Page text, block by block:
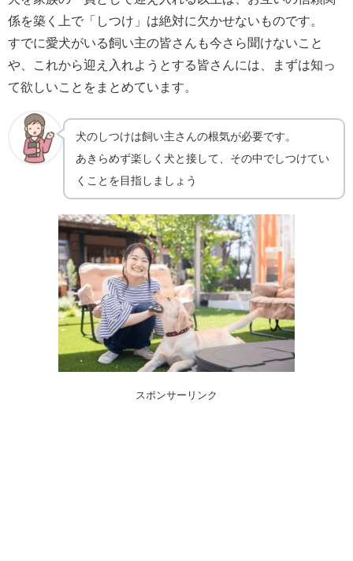
係を築く上で「しつけ」は絶対に欠かせないものです。
すでに愛犬がいる飼い主の皆さんも今さら聞けないこと
や、これから迎え入れようとする皆さんには、まずは知っ
て欲しいことをまとめています。
犬のしつけは飼い主さんの根気が必要です。
あきらめず楽しく犬と接して、その中でしつけてい
くことを目指しましょう
スポンサーリンク